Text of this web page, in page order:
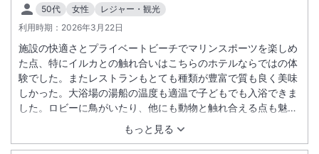
露天風呂あり
駐車場あり
施設からのお知らせ
・山田温泉はクラブフロア・クラブサビー対象のお客様のみご利用いた
パブリックエリア及びレストラン「セイルフィッシュカフェ」・「フォ
50代 女性
レジャー・観光
利用時期： 2026年3月22日
もっと見る
施設の快適さとプライベートビーチでマリンスポーツを楽しめ
た点、特にイルカとの触れ合いはこちらのホテルならではの体
験でした。またレストランもとても種類が豊富で質も良く美味
しかった。大浴場の湯船の温度も適温で子どもでも入浴できま
した。ロビーに鳥がいたり、他にも動物と触れ合える点も魅力
的。ラウンジでケーキやお酒のサービスもあり、また是非家族
で泊まりたいと思います。